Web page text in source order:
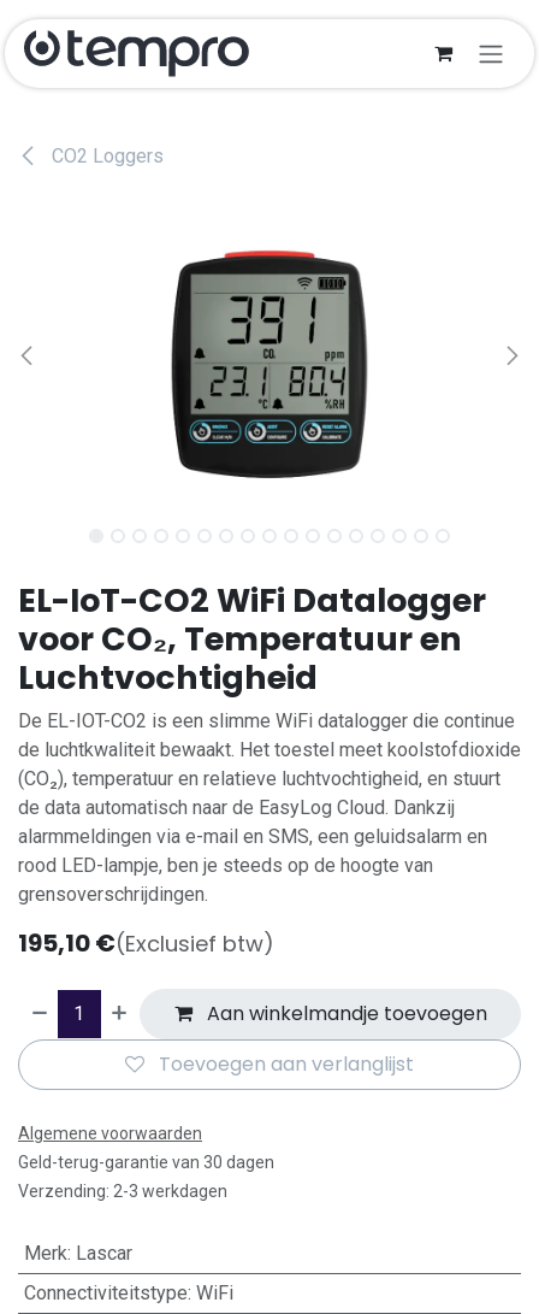
Overslaan naar inhoud
CO2 Loggers
EL-IoT-CO2 WiFi Datalogger
voor CO₂, Temperatuur en
Luchtvochtigheid
De EL-IOT-CO2 is een slimme WiFi datalogger die continue
de luchtkwaliteit bewaakt. Het toestel meet koolstofdioxide
(CO₂), temperatuur en relatieve luchtvochtigheid, en stuurt
de data automatisch naar de EasyLog Cloud. Dankzij
alarmmeldingen via e-mail en SMS, een geluidsalarm en
rood LED-lampje, ben je steeds op de hoogte van
grensoverschrijdingen.
195,10€(Exclusief btw)
Aan winkelmandje toevoegen
Toevoegen aan verlanglijst
Algemene voorwaarden
Geld-terug-garantie van 30 dagen
Verzending: 2-3 werkdagen
Merk: Lascar
Connectiviteitstype: WiFi